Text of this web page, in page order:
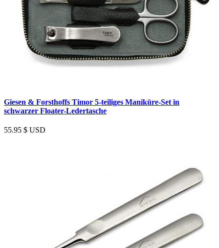
Giesen & Forsthoffs Timor 5-teiliges Maniküre-Set in
schwarzer Floater-Ledertasche
55.95 $ USD